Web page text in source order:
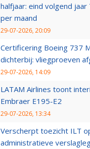
halfjaar: eind volgend jaar
per maand
29-07-2026, 20:09
Certificering Boeing 737
dichterbij: vliegproeven
29-07-2026, 14:09
LATAM Airlines toont
Embraer E195-E2
29-07-2026, 13:34
Verscherpt toezicht ILT
administratieve